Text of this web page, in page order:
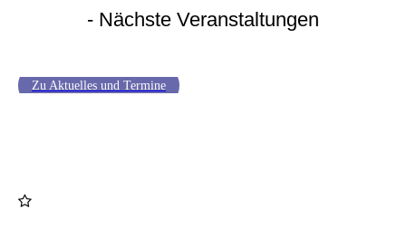
- Nächste Veranstaltungen
Zu Aktuelles und Termine